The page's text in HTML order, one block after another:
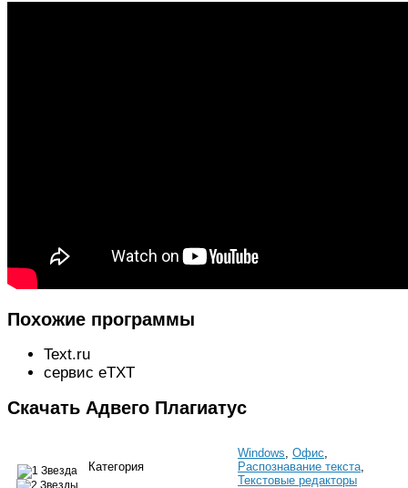
Похожие программы
Text.ru
сервис eTXT
Скачать Адвего Плагиатус
Категория
Windows Офис
Распознавание текста
Текстовые редакторы